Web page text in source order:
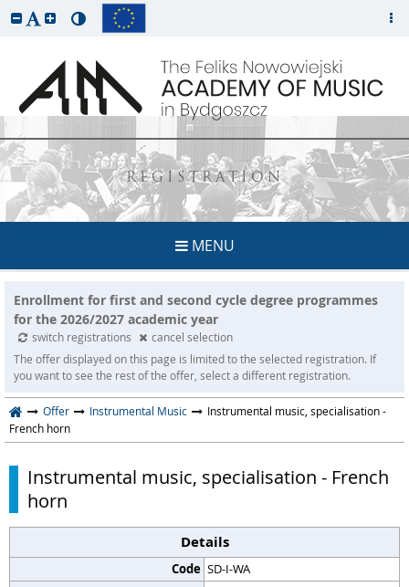
REGISTRATION
MENU
Enrollment for first and second cycle degree programmes
for the 2026/2027 academic year
switch registrations
cancel selection
The offer displayed on this page is limited to the selected registration. If
you want to see the rest of the offer, select a different registration.
Offer Instrumental Music
Instrumental music, specialisation -
French horn
Instrumental music, specialisation - French
horn
Details
Code SD-I-WA